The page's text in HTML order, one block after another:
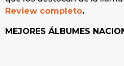
Review completo.
MEJORES ÁLBUMES